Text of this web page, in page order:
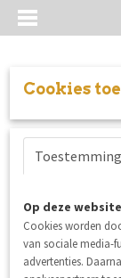
Inloggen
Cookies
Toestemming
Op deze
Cookies worden
van sociale media-
advertenties.